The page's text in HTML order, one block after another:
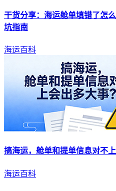
干货分享：海运舱单填错了怎
坑指南
海运百科
搞海运， 舱单和提单信息对不
海运百科